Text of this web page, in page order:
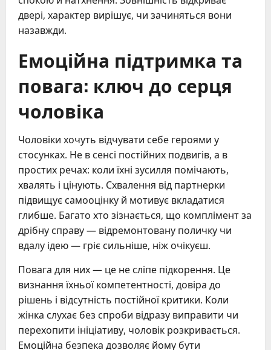
двері, характер вирішує, чи зачиняться вони
назавжди.
Емоційна підтримка та
повага: ключ до серця
чоловіка
Чоловіки хочуть відчувати себе героями у
стосунках. Не в сенсі постійних подвигів, а в
простих речах: коли їхні зусилля помічають,
хвалять і цінують. Схвалення від партнерки
підвищує самооцінку й мотивує вкладатися
глибше. Багато хто зізнається, що комплімент за
дрібну справу — відремонтовану поличку чи
вдалу ідею — гріє сильніше, ніж очікуєш.
Повага для них — це не сліпе підкорення. Це
визнання їхньої компетентності, довіра до
рішень і відсутність постійної критики. Коли
жінка слухає без спроби відразу виправити чи
перехопити ініціативу, чоловік розкривається.
Емоційна безпека дозволяє йому бути